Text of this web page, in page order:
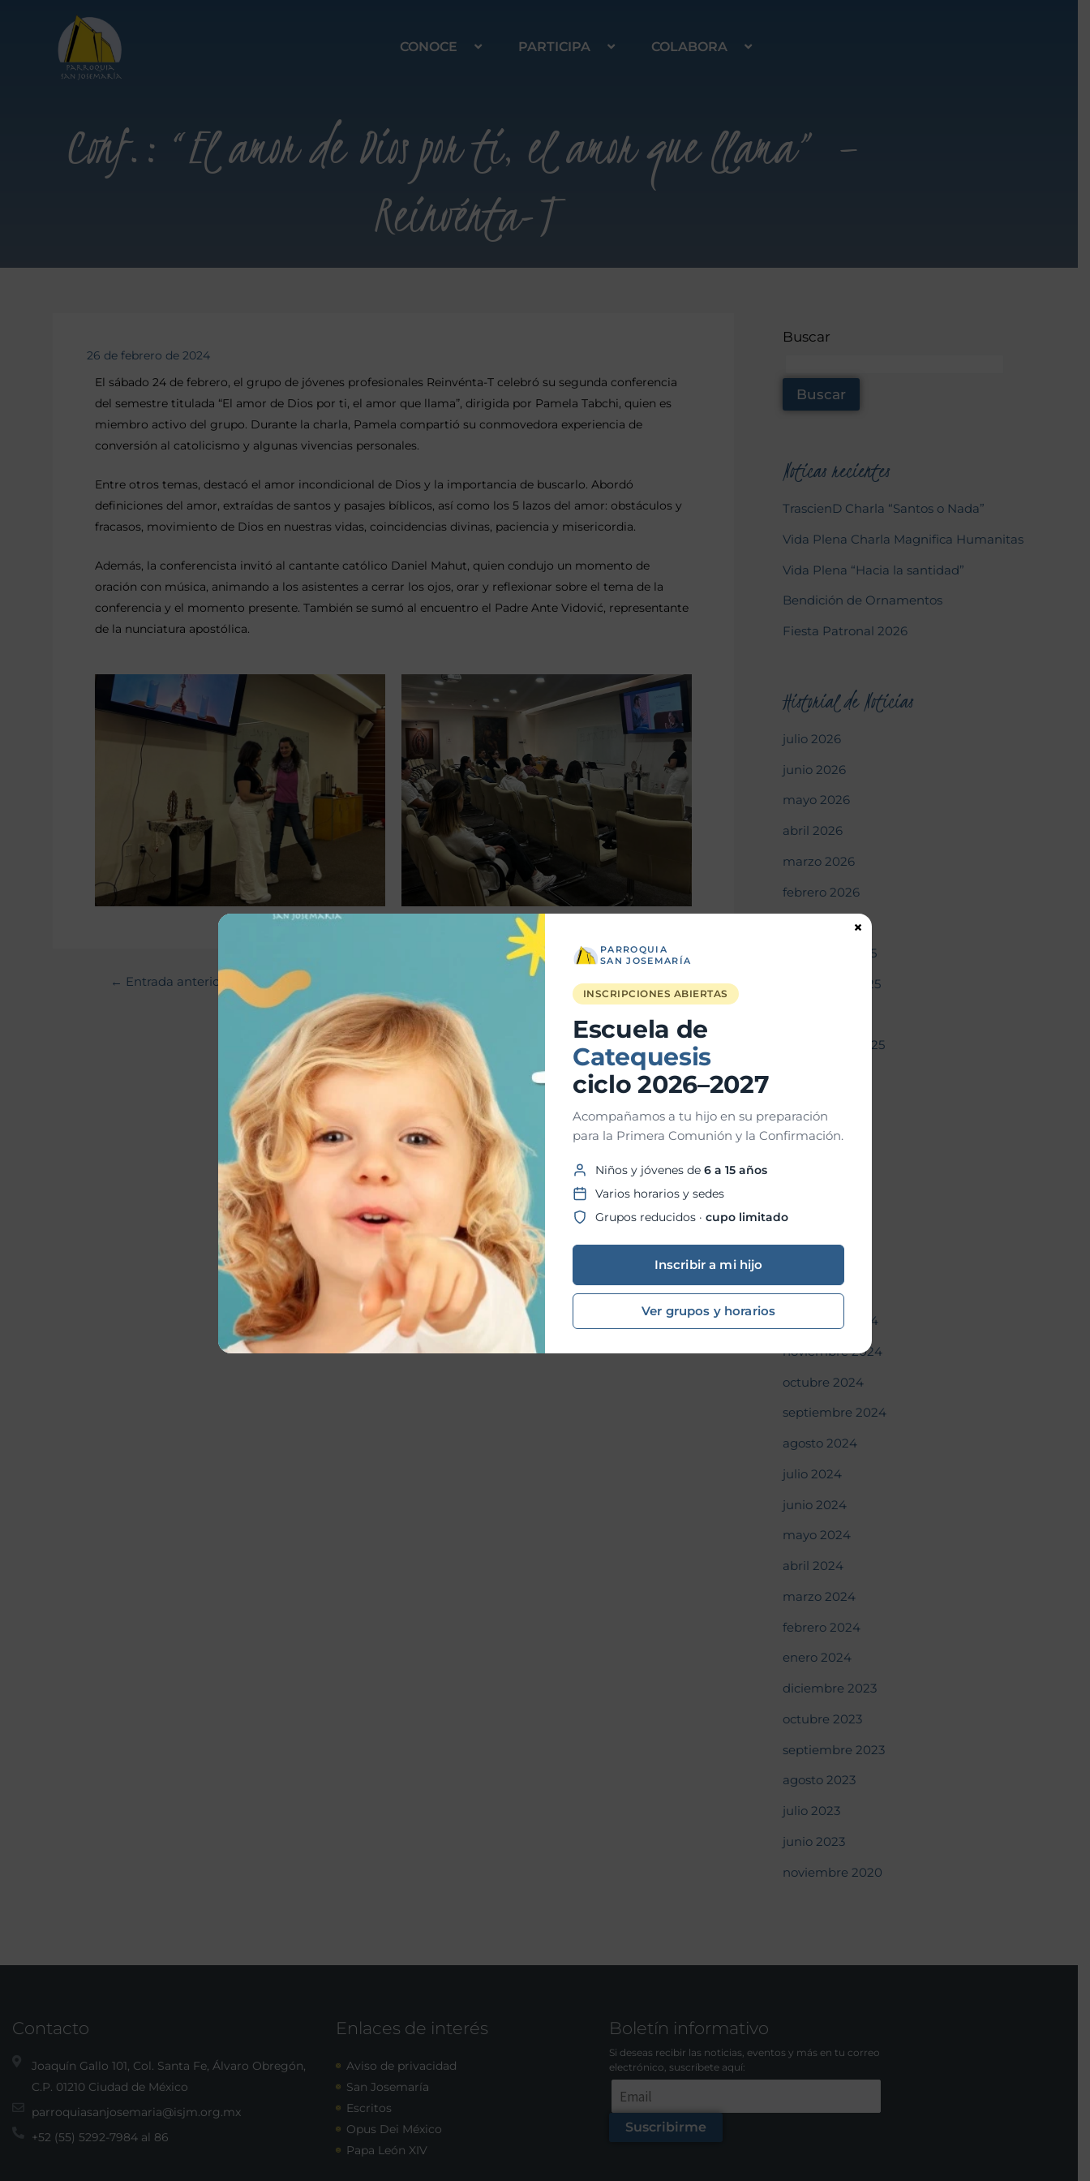
CONOCE PARTICIPA COLABORA
Conf.: “El amor de Dios por ti, el amor que llama” –
Reinvénta-T
26 de febrero de 2024
El sábado 24 de febrero, el grupo de jóvenes profesionales Reinvénta-T celebró su segunda conferencia
del semestre titulada “El amor de Dios por ti, el amor que llama”, dirigida por Pamela Tabchi, quien es
miembro activo del grupo. Durante la charla, Pamela compartió su conmovedora experiencia de
conversión al catolicismo y algunas vivencias personales.
Entre otros temas, destacó el amor incondicional de Dios y la importancia de buscarlo. Abordó
definiciones del amor, extraídas de santos y pasajes bíblicos, así como los 5 lazos del amor: obstáculos y
fracasos, movimiento de Dios en nuestras vidas, coincidencias divinas, paciencia y misericordia.
Además, la conferencista invitó al cantante católico Daniel Mahut, quien condujo un momento de
oración con música, animando a los asistentes a cerrar los ojos, orar y reflexionar sobre el tema de la
conferencia y el momento presente. También se sumó al encuentro el Padre Ante Vidović, representante
de la nunciatura apostólica.
← Entrada anterior Entrada siguiente→
Buscar
Buscar
Noticas recientes
TrascienD Charla “Santos o Nada”
Vida Plena Charla Magnifica Humanitas
Vida Plena “Hacia la santidad”
Bendición de Ornamentos
Fiesta Patronal 2026
Historial de Noticias
julio 2026
junio 2026
mayo 2026
abril 2026
marzo 2026
febrero 2026
diciembre 2025
noviembre 2025
septiembre 2025
junio 2025
enero 2025
diciembre 2024
noviembre 2024
octubre 2024
septiembre 2024
agosto 2024
julio 2024
junio 2024
mayo 2024
abril 2024
marzo 2024
febrero 2024
enero 2024
diciembre 2023
octubre 2023
septiembre 2023
agosto 2023
julio 2023
junio 2023
noviembre 2020
Contacto
Joaquín Gallo 101, Col. Santa Fe, Álvaro Obregón,
C.P. 01210 Ciudad de México
parroquiasanjosemaria@isjm.org.mx
+52 (55) 5292-7984 al 86
Enlaces de interés
Aviso de privacidad
San Josemaría
Escritos
Opus Dei México
Papa León XIV
Boletín informativo
Si deseas recibir las noticias, eventos y más en tu correo
electrónico, suscríbete aquí:
Suscribirme
PARROQUIA
SAN JOSEMARÍA
INSCRIPCIONES ABIERTAS
Escuela de
Catequesis
ciclo 2026–2027
Acompañamos a tu hijo en su preparación
para la Primera Comunión y la Confirmación.
Niños y jóvenes de 6 a 15 años
Varios horarios y sedes
Grupos reducidos · cupo limitado
Inscribir a mi hijo
Ver grupos y horarios
×